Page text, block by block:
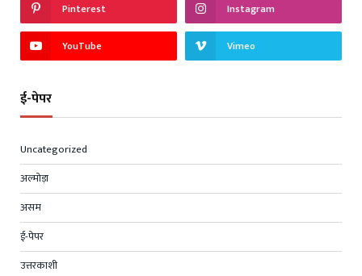
Pinterest Instagram
YouTube Vimeo
ई-पेपर
Uncategorized
अल्मोड़ा
असम
ई-पेपर
उत्तरकाशी